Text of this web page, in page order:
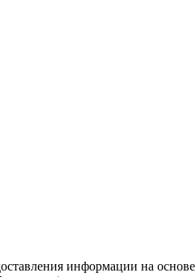
информации на основе